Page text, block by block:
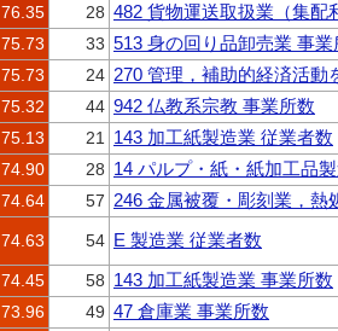
76.35
28 482 貨物運送取扱業（集配
75.73
33 513 身の回り品卸売業 事業
75.73
24 270 管理，補助的経済活動
75.32
44 942 仏教系宗教 事業所数
75.13
21 143 加工紙製造業 従業者数
74.90
28 14 パルプ・紙・紙加工品
74.64
57 246 金属被覆・彫刻業，熱
74.63 54 E 製造業 従業者数
74.45
58 143 加工紙製造業 事業所数
73.96
49 47 倉庫業 事業所数